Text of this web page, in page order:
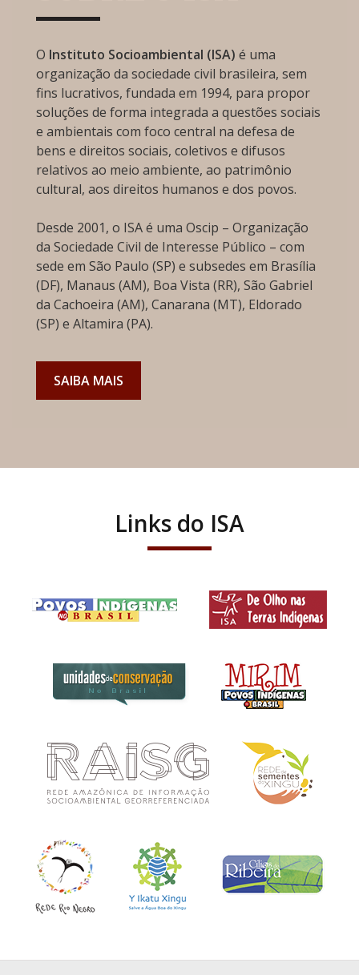
O Instituto Socioambiental (ISA) é uma
organização da sociedade civil brasileira, sem
fins lucrativos, fundada em 1994, para propor
soluções de forma integrada a questões sociais
e ambientais com foco central na defesa de
bens e direitos sociais, coletivos e difusos
relativos ao meio ambiente, ao patrimônio
cultural, aos direitos humanos e dos povos.
Desde 2001, o ISA é uma Oscip – Organização
da Sociedade Civil de Interesse Público – com
sede em São Paulo (SP) e subsedes em Brasília
(DF), Manaus (AM), Boa Vista (RR), São Gabriel
da Cachoeira (AM), Canarana (MT), Eldorado
(SP) e Altamira (PA).
SAIBA MAIS
Links do ISA